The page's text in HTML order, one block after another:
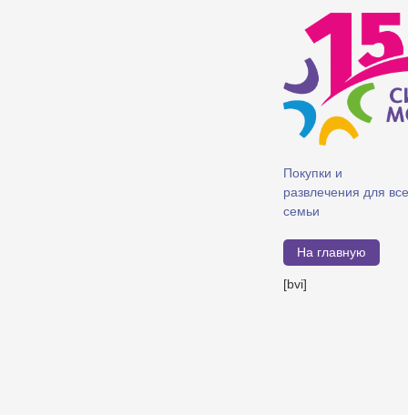
Покупки и
развлечения для
семьи
На главную
[bvi]